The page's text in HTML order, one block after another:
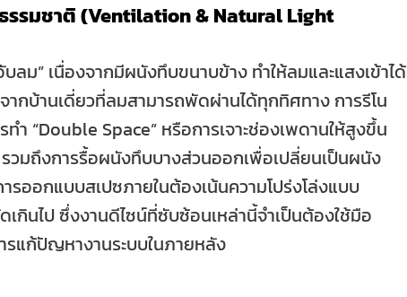
รรมชาติ (Ventilation & Natural Light
ม” เนื่องจากมีผนังทึบขนาบข้าง ทำให้ลมและแสงเข้าได้
กบ้านเดี่ยวที่ลมสามารถพัดผ่านได้ทุกทิศทาง การรีโน
ำ “Double Space” หรือการเจาะช่องเพดานให้สูงขึ้น
วมถึงการรื้อผนังทึบบางส่วนออกเพื่อเปลี่ยนเป็นผนัง
อกแบบสเปซภายในต้องเน้นความโปร่งโล่งแบบ
กินไป ซึ่งงานดีไซน์ที่ซับซ้อนเหล่านี้จำเป็นต้องใช้มือ
แก้ปัญหางานระบบในภายหลัง